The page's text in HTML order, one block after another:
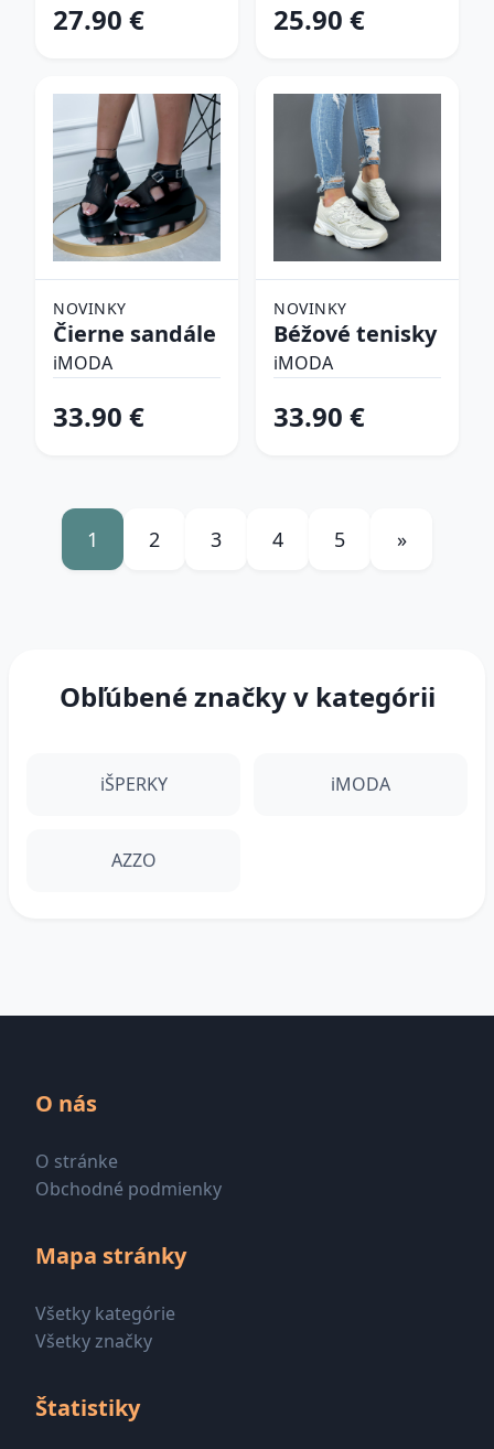
27.90 € 25.90 €
NOVINKY
Čierne sandále
iMODA
33.90 €
NOVINKY
Béžové tenisky
iMODA
33.90 €
1 2 3 4 5 »
Obľúbené značky v kategórii
iŠPERKY iMODA
AZZO
O nás
O stránke
Obchodné podmienky
Mapa stránky
Všetky kategórie
Všetky značky
Štatistiky